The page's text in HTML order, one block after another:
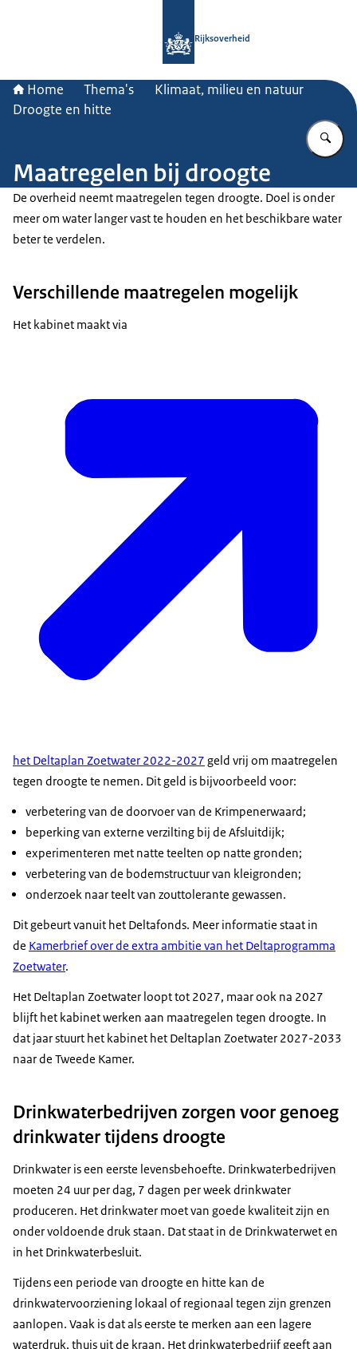
Rijksoverheid
Home Thema's
Klimaat, milieu en natuur
Droogte en hitte
Maatregelen bij droogte
De overheid neemt maatregelen tegen droogte. Doel is onder
meer om water langer vast te houden en het beschikbare water
beter te verdelen.
Verschillende maatregelen mogelijk
Het kabinet maakt via
het Deltaplan Zoetwater 2022-2027 geld vrij om maatregelen
tegen droogte te nemen. Dit geld is bijvoorbeeld voor:
verbetering van de doorvoer van de Krimpenerwaard;
beperking van externe verzilting bij de Afsluitdijk;
experimenteren met natte teelten op natte gronden;
verbetering van de bodemstructuur van kleigronden;
onderzoek naar teelt van zouttolerante gewassen.
Dit gebeurt vanuit het Deltafonds. Meer informatie staat in
de Kamerbrief over de extra ambitie van het Deltaprogramma
Zoetwater.
Het Deltaplan Zoetwater loopt tot 2027, maar ook na 2027
blijft het kabinet werken aan maatregelen tegen droogte. In
dat jaar stuurt het kabinet het Deltaplan Zoetwater 2027-2033
naar de Tweede Kamer.
Drinkwaterbedrijven zorgen voor genoeg
drinkwater tijdens droogte
Drinkwater is een eerste levensbehoefte. Drinkwaterbedrijven
moeten 24 uur per dag, 7 dagen per week drinkwater
produceren. Het drinkwater moet van goede kwaliteit zijn en
onder voldoende druk staan. Dat staat in de Drinkwaterwet en
in het Drinkwaterbesluit.
Tijdens een periode van droogte en hitte kan de
drinkwatervoorziening lokaal of regionaal tegen zijn grenzen
aanlopen. Vaak is dat als eerste te merken aan een lagere
waterdruk, thuis uit de kraan. Het drinkwaterbedrijf geeft aan